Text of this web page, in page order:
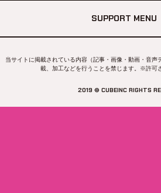
SUPPORT MENU
当サイトに掲載されている内容（記事・画像・動画・音
載、加工などを行うことを禁じます。※許可
2019 © CUBEINC RIGHTS